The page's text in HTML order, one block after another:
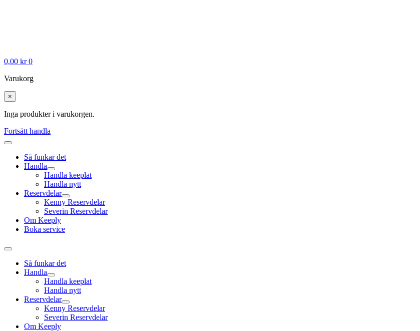
0,00 kr 0
Varukorg
×
Inga produkter i varukorgen.
Fortsätt handla
Så funkar det
Handla
Handla keeplat
Handla nytt
Reservdelar
Kenny Reservdelar
Severin Reservdelar
Om Keeply
Boka service
Så funkar det
Handla
Handla keeplat
Handla nytt
Reservdelar
Kenny Reservdelar
Severin Reservdelar
Om Keeply